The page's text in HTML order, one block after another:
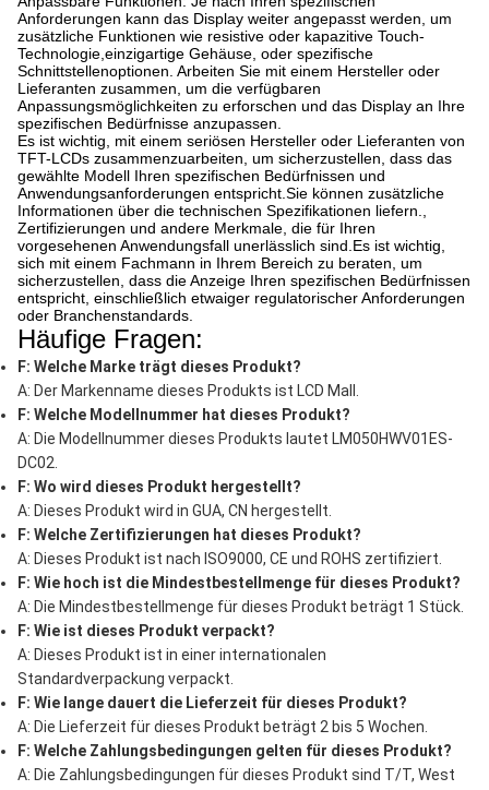
Anforderungen kann das Display weiter angepasst werden, um
zusätzliche Funktionen wie resistive oder kapazitive Touch-
Technologie,einzigartige Gehäuse, oder spezifische
Schnittstellenoptionen. Arbeiten Sie mit einem Hersteller oder
Lieferanten zusammen, um die verfügbaren
Anpassungsmöglichkeiten zu erforschen und das Display an Ihre
spezifischen Bedürfnisse anzupassen.
Es ist wichtig, mit einem seriösen Hersteller oder Lieferanten von
TFT-LCDs zusammenzuarbeiten, um sicherzustellen, dass das
gewählte Modell Ihren spezifischen Bedürfnissen und
Anwendungsanforderungen entspricht.Sie können zusätzliche
Informationen über die technischen Spezifikationen liefern.,
Zertifizierungen und andere Merkmale, die für Ihren
vorgesehenen Anwendungsfall unerlässlich sind.Es ist wichtig,
sich mit einem Fachmann in Ihrem Bereich zu beraten, um
sicherzustellen, dass die Anzeige Ihren spezifischen Bedürfnissen
entspricht, einschließlich etwaiger regulatorischer Anforderungen
oder Branchenstandards.
Häufige Fragen:
F: Welche Marke trägt dieses Produkt?
A: Der Markenname dieses Produkts ist LCD Mall.
F: Welche Modellnummer hat dieses Produkt?
A: Die Modellnummer dieses Produkts lautet LM050HWV01ES-
DC02.
F: Wo wird dieses Produkt hergestellt?
A: Dieses Produkt wird in GUA, CN hergestellt.
F: Welche Zertifizierungen hat dieses Produkt?
A: Dieses Produkt ist nach ISO9000, CE und ROHS zertifiziert.
F: Wie hoch ist die Mindestbestellmenge für dieses Produkt?
A: Die Mindestbestellmenge für dieses Produkt beträgt 1 Stück.
F: Wie ist dieses Produkt verpackt?
A: Dieses Produkt ist in einer internationalen
Standardverpackung verpackt.
F: Wie lange dauert die Lieferzeit für dieses Produkt?
A: Die Lieferzeit für dieses Produkt beträgt 2 bis 5 Wochen.
F: Welche Zahlungsbedingungen gelten für dieses Produkt?
A: Die Zahlungsbedingungen für dieses Produkt sind T/T, West